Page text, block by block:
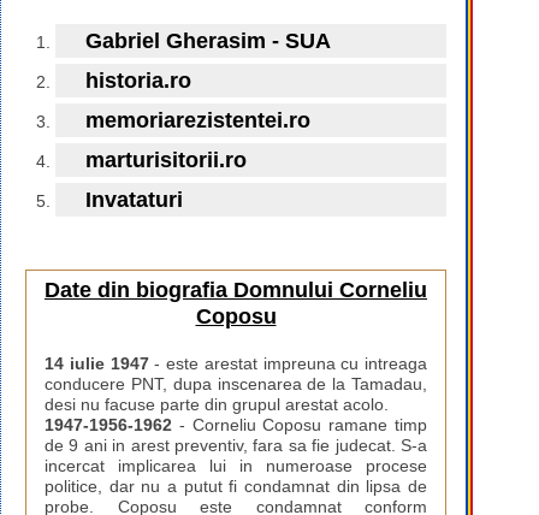
Gabriel Gherasim - SUA
historia.ro
memoriarezistentei.ro
marturisitorii.ro
Invataturi
Date din biografia Domnului Corneliu
Coposu
14 iulie 1947- este arestat impreuna cu intreaga
conducere PNT, dupa inscenarea de la Tamadau,
desi nu facuse parte din grupul arestat acolo.
1947-1956-1962 - Corneliu Coposu ramane timp
de 9 ani in arest preventiv, fara sa fie judecat. S-a
incercat implicarea lui in numeroase procese
politice, dar nu a putut fi condamnat din lipsa de
probe. Coposu este condamnat conform